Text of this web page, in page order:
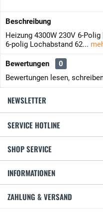
Beschreibung
Heizung 4300W 230V 6-
6-polig Lochabstand 62...
Bewertungen
0
Bewertungen lesen,
NEWSLETTER
SERVICE HOTLINE
SHOP SERVICE
INFORMATIONEN
ZAHLUNG & VERSAND